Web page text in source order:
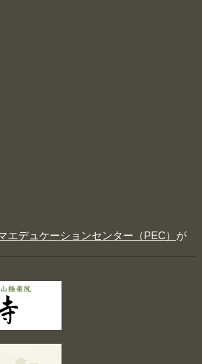
エデュケーションセンター（PEC） が